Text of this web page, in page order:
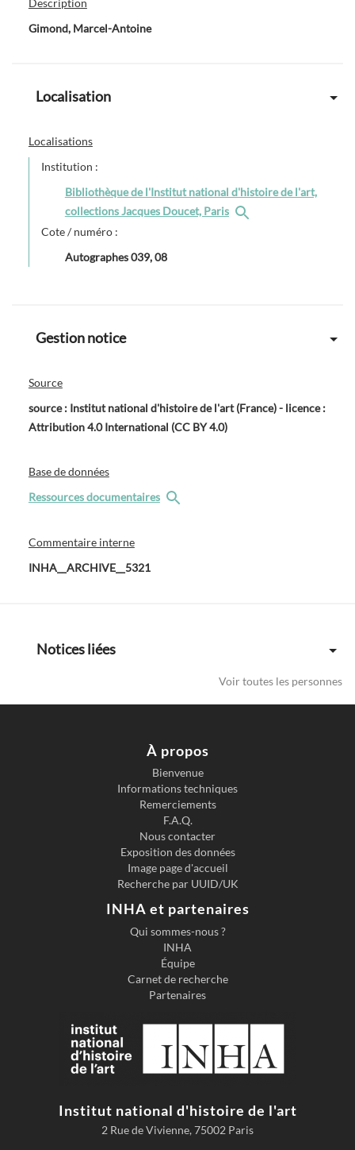
Description
Gimond, Marcel-Antoine
Localisation
Localisations
Institution :
Bibliothèque de l'Institut national d'histoire de l'art,
collections Jacques Doucet, Paris
Cote / numéro :
Autographes 039, 08
Gestion notice
Source
source : Institut national d'histoire de l'art (France) - licence :
Attribution 4.0 International (CC BY 4.0)
Base de données
Ressources documentaires
Commentaire interne
INHA__ARCHIVE__5321
Notices liées
Voir toutes les personnes
À propos
Bienvenue
Informations techniques
Remerciements
F.A.Q.
Nous contacter
Exposition des données
Image page d'accueil
Recherche par UUID/UK
INHA et partenaires
Qui sommes-nous ?
INHA
Équipe
Carnet de recherche
Partenaires
Institut national d'histoire de l'art
2 Rue de Vivienne, 75002 Paris